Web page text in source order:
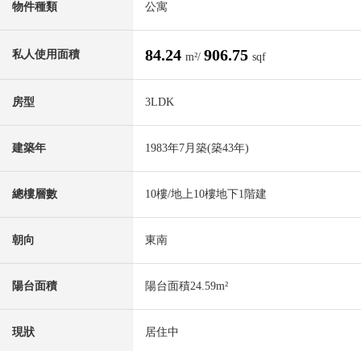
物件種類 公寓
私人使用面積 84.24 m²/ 906.75 sqf
房型 3LDK
建築年 1983年7月築(築43年)
總樓層數 10樓/地上10樓地下1階建
朝向 東南
陽台面積 陽台面積24.59m²
現狀 居住中